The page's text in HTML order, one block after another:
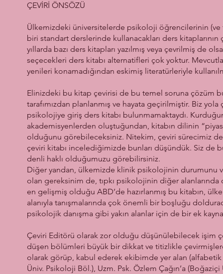
ÇEVİRİ ÖNSÖZÜ
Ülkemizdeki üniversitelerde psikoloji öğrencilerinin (ve
biri standart derslerinde kullanacakları ders kitaplarının
yıllarda bazı ders kitapları yazılmış veya çevrilmiş de
seçecekleri ders kitabı alternatifleri çok yoktur.
yenileri konamadığından eskimiş literatürleriyle
Elinizdeki bu kitap çevirisi de bu temel soruna çözüm
tarafımızdan planlanmış ve hayata geçirilmiştir. Biz
psikolojiye giriş ders kitabı bulunmamaktaydı.
akademisyenlerden oluştuğundan, kitabın dilinin
olduğunu görebileceksiniz. Nitekim, çeviri sürecimiz
çeviri kitabı incelediğimizde bunları düşündük. Siz de
denli haklı olduğumuzu görebilirsiniz.
Diğer yandan, ülkemizde klinik psikolojinin durumunu
olan gereksinim de, tıpkı psikolojinin diğer
en gelişmiş olduğu ABD’de hazırlanmış bu kitabın,
alanıyla tanışmalarında çok önemli bir boşluğu
psikolojik danışma gibi yakın alanlar için de bir ek
Çeviri Editörü olarak zor olduğu düşünülebilecek işim
düşen bölümleri büyük bir dikkat ve titizlikle
olarak görüp, kabul ederek ekibimde yer alan (alfabetik
Üniv. Psikoloji Böl.), Uzm. Psk. Özlem Çağın’a